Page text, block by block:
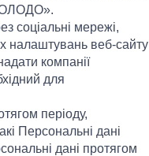
соціальні мережі,
налаштувань веб-сайту
компанії
для
періоду,
Персональні дані
дані протягом